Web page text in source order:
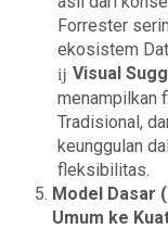
Forrester
ekosistem
Visual
menampilkan
Tradisional,
keunggulan
fleksibilitas.
Model Dasar
Umum ke